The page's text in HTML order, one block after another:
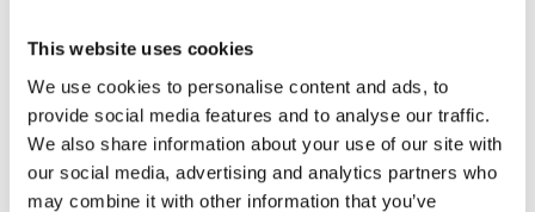
This website uses cookies
We use cookies to personalise content and ads, to
provide social media features and to analyse our traffic.
We also share information about your use of our site with
our social media, advertising and analytics partners who
may combine it with other information that you’ve
pārsteigs nesamērojami augstās īres cenas. Saskaņā ar
priekšpilsētā var svārtīties no 700 eiro mēnesī (mazākās
pilsētās īres cena ir mazāka), neieskaitot citus
pakalpojumus (internets, elektrība, ūdens, atkritumu
izvešana, u.c) – apmēram 150 eiro. Īres cena ir atkarīga no
dzīvokļa ērtībām, kā piemēram: